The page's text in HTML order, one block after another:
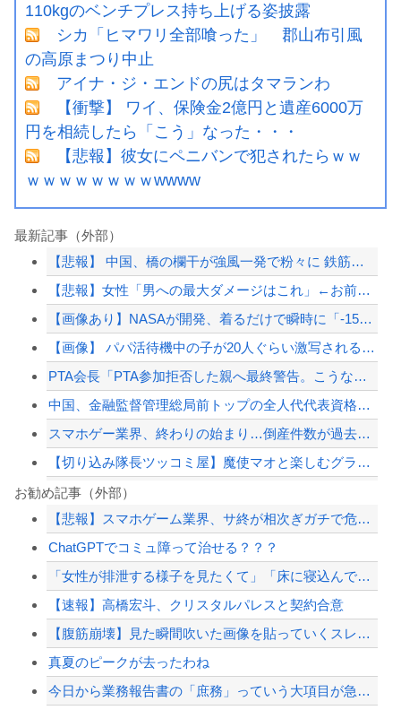
110kgのベンチプレス持ち上げる姿披露
シカ「ヒマワリ全部喰った」 郡山布引風
の高原まつり中止
アイナ・ジ・エンドの尻はタマランわ
【衝撃】 ワイ、保険金2億円と遺産6000万
円を相続したら「こう」なった・・・
【悲報】彼女にペニバンで犯されたらｗｗ
ｗｗｗｗｗｗｗｗwwww
最新記事（外部）
【悲報】 中国、橋の欄干が強風一発で粉々に 鉄筋ゼロ 当局「接着剤でくっつけただ...
【悲報】女性「男への最大ダメージはこれ」←お前ら耐えられる？
【画像あり】NASAが開発、着るだけで瞬時に「-15℃冷却」する冷感ポンチョ3,...
【画像】 パパ活待機中の子が20人ぐらい激写されるｗｗｗｗｗｗｗｗｗｗｗ
PTA会長「PTA参加拒否した親へ最終警告。こうなってもいい？」
中国、金融監督管理総局前トップの全人代代表資格を剥奪…重大な規律違反で！
スマホゲー業界、終わりの始まり…倒産件数が過去最多ペース「数億円かけても爆ﾀﾋ」
【切り込み隊長ツッコミ屋】魔使マオと楽しむグラブルリリンク！拡張コンテンツを遊び...
「宝くじの1番賢い買い方」←これｗｗｗｗｗ
スマホゲー業界、終わりの始まり…倒産件数が過去最多ペース「数億円かけても爆ﾀﾋ」
【画像】移民についての日本人の本音、だいたいこれｗｗｗｗ
【緊急速報】NYで警官が黒人男性の首を絞め、暴動第二波不可避へ
お勧め記事（外部）
【悲報】スマホゲーム業界、サ終が相次ぎガチで危機的な状況に…その理由がこちら
ChatGPTでコミュ障って治せる？？？
「女性が排泄する様子を見たくて」「床に寝込んでしまった」女子トイレに侵入した疑い...
【速報】高橋宏斗、クリスタルパレスと契約合意
【腹筋崩壊】見た瞬間吹いた画像を貼っていくスレｗｗｗｗ
真夏のピークが去ったわね
今日から業務報告書の「庶務」っていう大項目が急に廃止されたんだけど意味不明すぎる